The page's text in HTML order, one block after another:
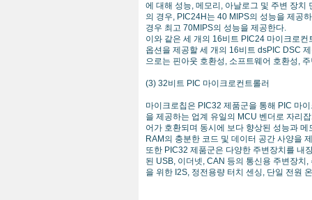
에 대해 성능, 메모리, 아날로그 및 주변 장
의 경우, PIC24H는 40 MIPS의 성능을 제공
경우 최고 70MIPS의 성능을 제공한다.
이와 같은 세 개의 16비트 PIC24 마이크로
옵션을 제공할 세 개의 16비트 dsPIC DSC
으로는 핀아웃 호환성, 소프트웨어 호환성,
(3) 32비트 PIC 마이크로컨트롤러
마이크로칩은 PIC32 제품군을 통해 PIC 마
을 제공하는 업계 유일의 MCU 벤더로 자리
어가 호환되며 동시에 보다 향상된 성능과
RAM의 충분한 코드 및 데이터 공간 사양을
또한 PIC32 제품군은 다양한 주변장치를 내
된 USB, 이더넷, CAN 등의 통신용 주변장
을 위한 I2S, 정전용량 터치 센싱, 단일 전원